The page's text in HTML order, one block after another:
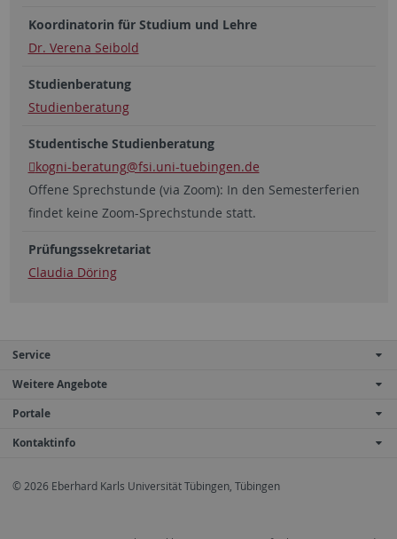
Koordinatorin für Studium und Lehre
Dr. Verena Seibold
Studienberatung
Studienberatung
Studentische Studienberatung
kogni-beratung@fsi.uni-tuebingen.de
Offene Sprechstunde (via Zoom): In den Semesterferien
findet keine Zoom-Sprechstunde statt.
Prüfungssekretariat
Claudia Döring
Service
Weitere Angebote
Portale
Kontaktinfo
© 2026 Eberhard Karls Universität Tübingen, Tübingen